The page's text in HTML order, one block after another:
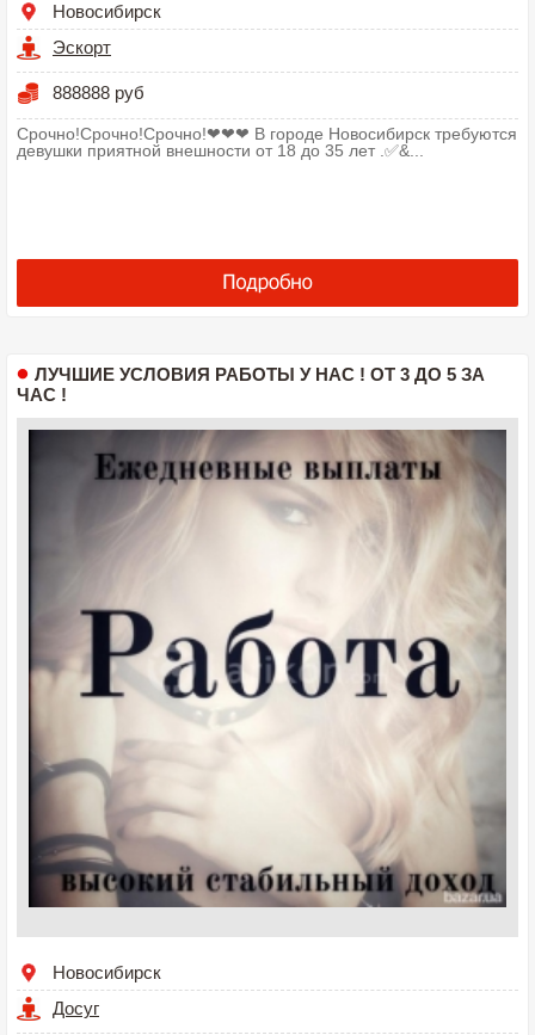
Новосибирск
Эскорт
888888 руб
Срочно!Срочно!Срочно!❤❤❤ В городе Новосибирск требуются
девушки приятной внешности от 18 до 35 лет .✅&...
ЛУЧШИЕ УСЛОВИЯ РАБОТЫ У НАС ! ОТ 3 ДО 5 ЗА
ЧАС !
Новосибирск
Досуг